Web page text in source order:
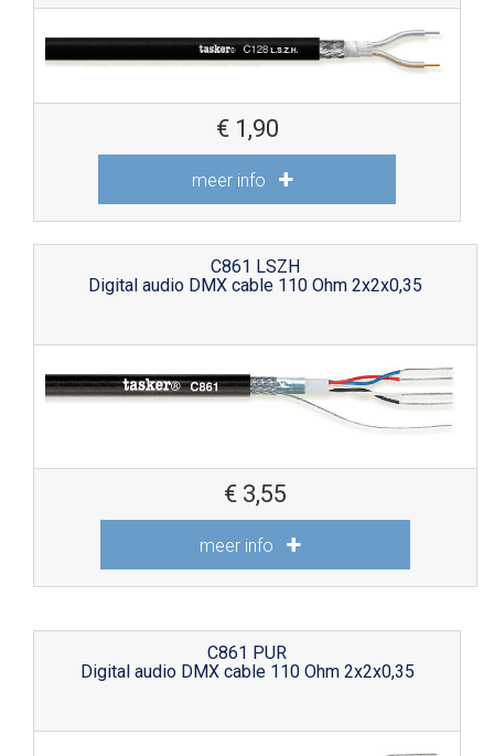
€ 1,90
meer info
C861 LSZH
Digital audio DMX cable 110 Ohm 2x2x0,35
€ 3,55
meer info
C861 PUR
Digital audio DMX cable 110 Ohm 2x2x0,35